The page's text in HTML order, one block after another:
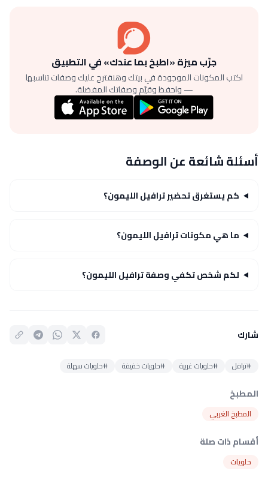
جرّب ميزة «اطبخ بما عندك» في التطبيق
اكتب المكونات الموجودة في بيتك وهنقترح عليك وصفات تناسبها
— واحفظ وقيّم وصفاتك المفضلة.
أسئلة شائعة عن الوصفة
كم يستغرق تحضير ترافيل الليمون؟
ما هي مكونات ترافيل الليمون؟
لكم شخص تكفي وصفة ترافيل الليمون؟
شارك
#ترافل #حلويات غربية #حلويات خفيفة #حلويات سهلة
المطبخ
المطبخ الغربي
أقسام ذات صلة
حلويات